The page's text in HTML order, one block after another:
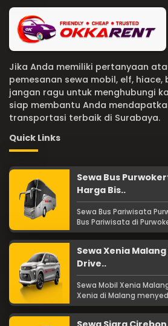
Jika Anda memiliki pertanyaan
pemesanan sewa mobil, elf, hiace,
jangan ragu untuk menghubungi
siap membantu Anda
transportasi terbaik di Surabaya.
Quick Links
Sewa Bus
Harga Bis..
Sewa Bus Pariwisata
Bus Pariwisata di
Sewa Xenia
Drive..
Sewa Mobil Xenia
Xenia di Malang